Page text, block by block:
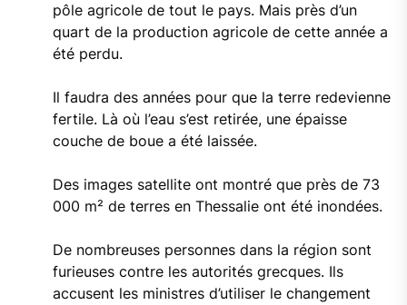
pôle agricole de tout le pays. Mais près d’un
quart de la production agricole de cette année a
été perdu.
Il faudra des années pour que la terre redevienne
fertile. Là où l’eau s’est retirée, une épaisse
couche de boue a été laissée.
Des images satellite ont montré que près de 73
000 m² de terres en Thessalie ont été inondées.
De nombreuses personnes dans la région sont
furieuses contre les autorités grecques. Ils
accusent les ministres d’utiliser le changement